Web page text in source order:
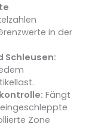
in der
Schleusen:
Fängt
Zone